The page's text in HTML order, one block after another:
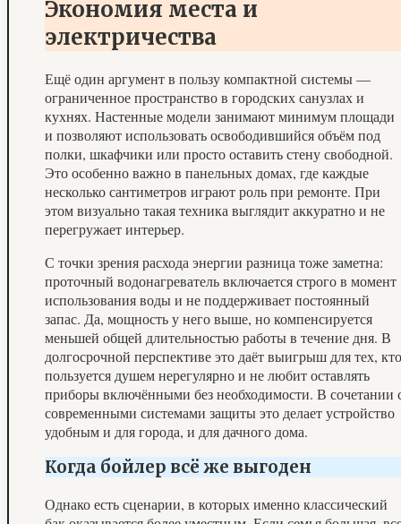
Экономия места и
электричества
Ещё один аргумент в пользу компактной системы —
ограниченное пространство в городских санузлах и
кухнях. Настенные модели занимают минимум площади
и позволяют использовать освободившийся объём под
полки, шкафчики или просто оставить стену свободной.
Это особенно важно в панельных домах, где каждые
несколько сантиметров играют роль при ремонте. При
этом визуально такая техника выглядит аккуратно и не
перегружает интерьер.
С точки зрения расхода энергии разница тоже заметна:
проточный водонагреватель включается строго в момент
использования воды и не поддерживает постоянный
запас. Да, мощность у него выше, но компенсируется
меньшей общей длительностью работы в течение дня. В
долгосрочной перспективе это даёт выигрыш для тех, кто
пользуется душем нерегулярно и не любит оставлять
приборы включёнными без необходимости. В сочетании
современными системами защиты это делает устройство
удобным и для города, и для дачного дома.
Когда бойлер всё же выгоден
Однако есть сценарии, в которых именно классический